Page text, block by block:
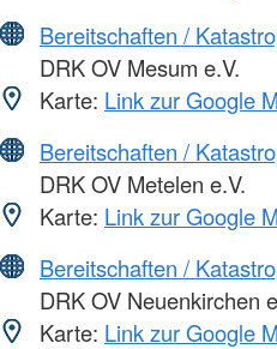
Bereitschaften /
DRK OV Mesum e.V.
Karte: Link zur Google
Bereitschaften /
DRK OV Metelen e.V.
Karte: Link zur Google
Bereitschaften /
DRK OV Neuenkirchen
Karte: Link zur Google